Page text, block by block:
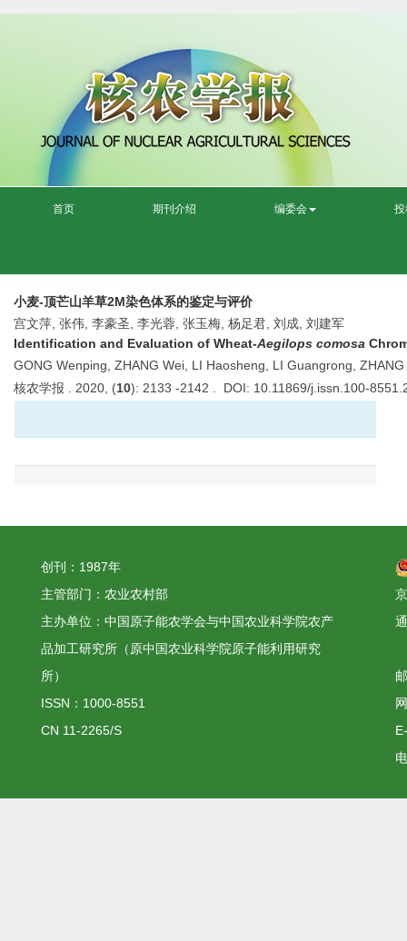
首页 期刊介绍 编委会
小麦-顶芒山羊草2M染色体系的鉴定与评价
宫文萍, 张伟, 李豪圣, 李光蓉, 张玉梅, 杨足君, 刘成, 刘建军
Identification and Evaluation of Wheat-Aegilops comosa
GONG Wenping, ZHANG Wei, LI Haosheng, LI Guangrong,
核农学报 . 2020, (10): 2133 -2142 . DOI: 10.11869/j.issn.100-
创刊：1987年
主管部门：农业农村部
主办单位：中国原子能农学会与中国农业科学院农产
品加工研究所（原中国农业科学院原子能利用研究
所）
ISSN：1000-8551
CN 11-2265/S